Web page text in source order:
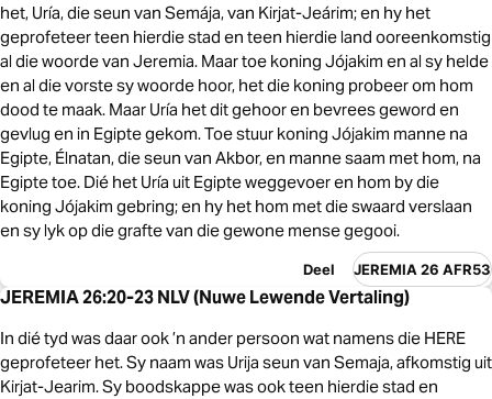
het, Uría, die seun van Semája, van Kirjat-Jeárim; en hy het
geprofeteer teen hierdie stad en teen hierdie land ooreenkomstig
al die woorde van Jeremia. Maar toe koning Jójakim en al sy helde
en al die vorste sy woorde hoor, het die koning probeer om hom
dood te maak. Maar Uría het dit gehoor en bevrees geword en
gevlug en in Egipte gekom. Toe stuur koning Jójakim manne na
Egipte, Élnatan, die seun van Akbor, en manne saam met hom, na
Egipte toe. Dié het Uría uit Egipte weggevoer en hom by die
koning Jójakim gebring; en hy het hom met die swaard verslaan
en sy lyk op die grafte van die gewone mense gegooi.
Deel JEREMIA 26 AFR53
JEREMIA 26:20-23 NLV (Nuwe Lewende Vertaling)
In dié tyd was daar ook ’n ander persoon wat namens die HERE
geprofeteer het. Sy naam was Urija seun van Semaja, afkomstig uit
Kirjat-Jearim. Sy boodskappe was ook teen hierdie stad en